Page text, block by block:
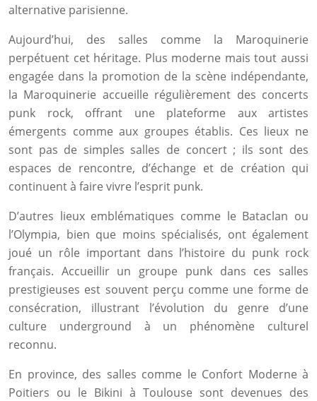
alternative parisienne.
Aujourd’hui, des salles comme la Maroquinerie
perpétuent cet héritage. Plus moderne mais tout aussi
engagée dans la promotion de la scène indépendante,
la Maroquinerie accueille régulièrement des concerts
punk rock, offrant une plateforme aux artistes
émergents comme aux groupes établis. Ces lieux ne
sont pas de simples salles de concert ; ils sont des
espaces de rencontre, d’échange et de création qui
continuent à faire vivre l’esprit punk.
D’autres lieux emblématiques comme le Bataclan ou
l’Olympia, bien que moins spécialisés, ont également
joué un rôle important dans l’histoire du punk rock
français. Accueillir un groupe punk dans ces salles
prestigieuses est souvent perçu comme une forme de
consécration, illustrant l’évolution du genre d’une
culture underground à un phénomène culturel
reconnu.
En province, des salles comme le Confort Moderne à
Poitiers ou le Bikini à Toulouse sont devenues des